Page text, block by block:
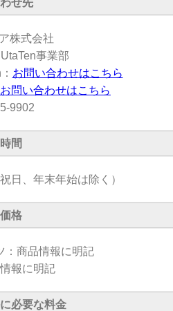
株式会社
事業部
お問い合わせはこちら
お問い合わせはこちら
9902
間
日、年末年始は除く）
格
：商品情報に明記
報に明記
必要な料金